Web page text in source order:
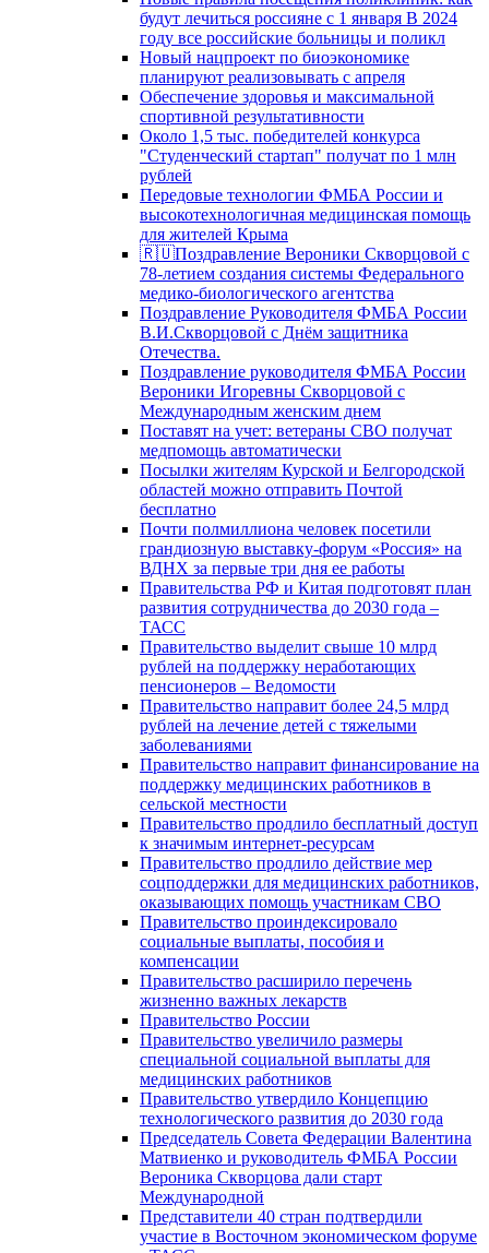
будут лечиться россияне с 1 января В 2024
году все российские больницы и поликл
Новый нацпроект по биоэкономике
планируют реализовывать с апреля
Обеспечение здоровья и максимальной
спортивной результативности
Около 1,5 тыс. победителей конкурса
"Студенческий стартап" получат по 1 млн
рублей
Передовые технологии ФМБА России и
высокотехнологичная медицинская помощь
для жителей Крыма
🇷🇺Поздравление Вероники Скворцовой с
78-летием создания системы Федерального
медико-биологического агентства
Поздравление Руководителя ФМБА России
В.И.Скворцовой с Днём защитника
Отечества.
Поздравление руководителя ФМБА России
Вероники Игоревны Скворцовой с
Международным женским днем
Поставят на учет: ветераны СВО получат
медпомощь автоматически
Посылки жителям Курской и Белгородской
областей можно отправить Почтой
бесплатно
Почти полмиллиона человек посетили
грандиозную выставку-форум «Россия» на
ВДНХ за первые три дня ее работы
Правительства РФ и Китая подготовят план
развития сотрудничества до 2030 года –
ТАСС
Правительство выделит свыше 10 млрд
рублей на поддержку неработающих
пенсионеров – Ведомости
Правительство направит более 24,5 млрд
рублей на лечение детей с тяжелыми
заболеваниями
Правительство направит финансирование на
поддержку медицинских работников в
сельской местности
Правительство продлило бесплатный доступ
к значимым интернет-ресурсам
Правительство продлило действие мер
соцподдержки для медицинских работников,
оказывающих помощь участникам СВО
Правительство проиндексировало
социальные выплаты, пособия и
компенсации
Правительство расширило перечень
жизненно важных лекарств
Правительство России
Правительство увеличило размеры
специальной социальной выплаты для
медицинских работников
Правительство утвердило Концепцию
технологического развития до 2030 года
Председатель Совета Федерации Валентина
Матвиенко и руководитель ФМБА России
Вероника Скворцова дали старт
Международной
Представители 40 стран подтвердили
участие в Восточном экономическом форуме